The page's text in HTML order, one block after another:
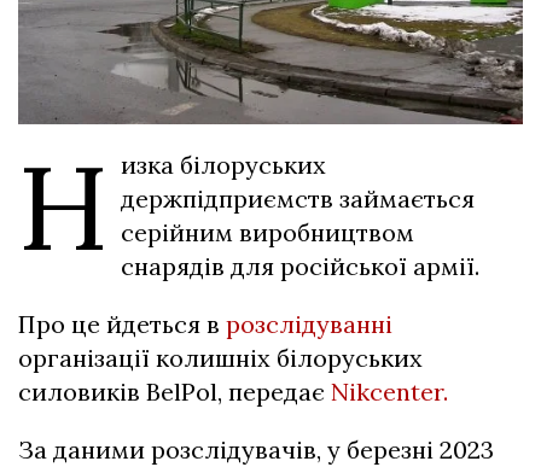
Н изка білоруських
держпідприємств займається
серійним виробництвом
снарядів для російської армії.
Про це йдеться в розслідуванні
організації колишніх білоруських
силовиків BelPol, передає Nikcenter.
За даними розслідувачів, у березні 2023